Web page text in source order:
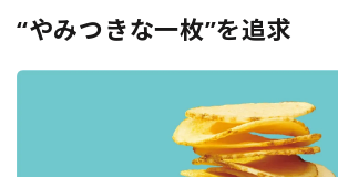
“やみつきな一枚”を追求